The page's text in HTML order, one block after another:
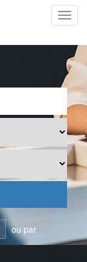
ou par